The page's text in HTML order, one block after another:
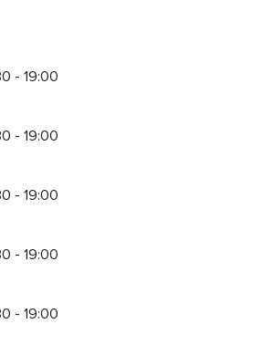
- 19:00
- 19:00
- 19:00
- 19:00
- 19:00